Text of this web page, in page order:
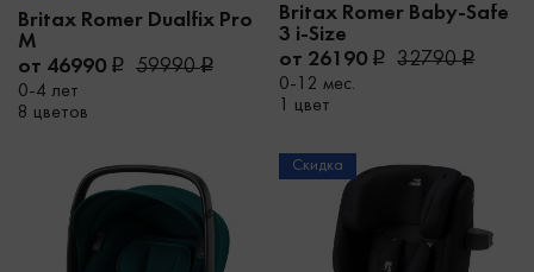
Britax Romer Dualfix Pro
M
от 46990
59990
0-4 лет
8 цветов
Britax Romer Baby-Safe
3 i-Size
от 26190
32790
0-12 мес.
1 цвет
Скидка